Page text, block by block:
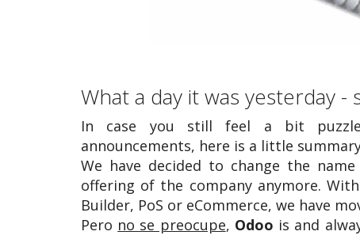
What a day it was yesterday -
In case you still feel a bit
announcements, here is a little
We have decided to change the name
offering of the company anymore.
Builder, PoS or eCommerce, we have
Pero no se preocupe, Odoo is and